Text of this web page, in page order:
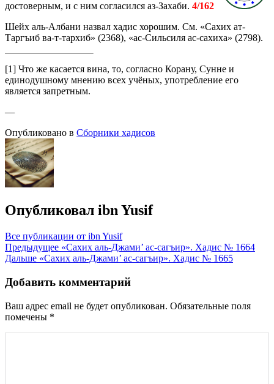
достоверным, и с ним согласился аз-Захаби. 4/162
Шейх аль-Албани назвал хадис хорошим. См. «Сахих ат-
Таргъиб ва-т-тархиб» (2368), «ас-Сильсиля ас-сахиха» (2798).
[1] Что же касается вина, то, согласно Корану, Сунне и
единодушному мнению всех учёных, употребление его
является запретным.
—
Опубликовано в Сборники хадисов
Опубликовал ibn Yusif
Все публикации от ibn Yusif
Навигация
по
записям
Предыдущее «Сахих аль-Джами’ ас-сагъир». Хадис № 1664
Дальше «Сахих аль-Джами’ ас-сагъир». Хадис № 1665
Добавить комментарий
Ваш адрес email не будет опубликован. Обязательные поля
помечены *